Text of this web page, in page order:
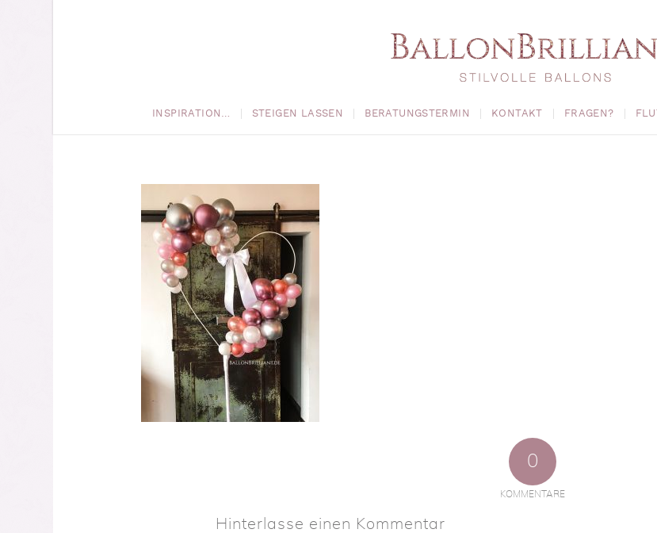
INSPIRATION… STEIGEN LASSEN BERATUNGSTERMIN KONTAKT FRAGEN?
0
KOMMENTARE
Hinterlasse einen Kommentar